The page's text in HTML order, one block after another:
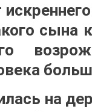
сына
на